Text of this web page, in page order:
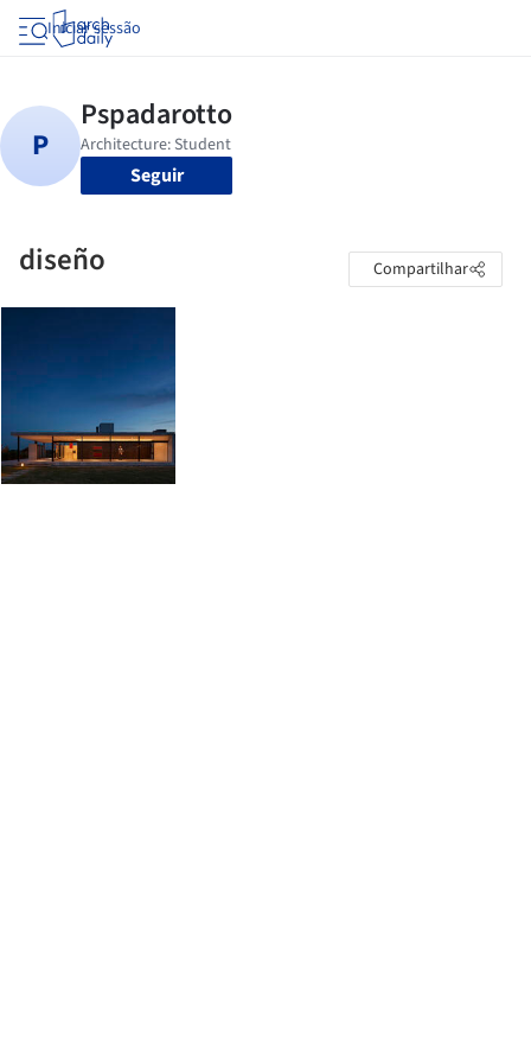
Iniciar sessão
Seguir
diseño Compartilhar